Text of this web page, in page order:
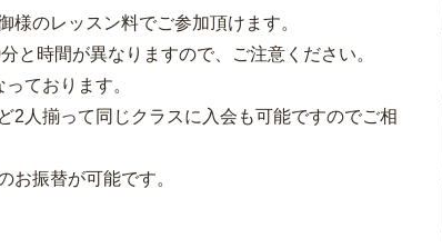
のレッスン料でご参加頂けます。
時間が異なりますので、ご注意ください。
ております。
人揃って同じクラスに入会も可能ですのでご相
振替が可能です。